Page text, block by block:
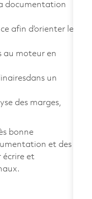
documentation
afin d’orienter les
au moteur en
un
des marges,
bonne
et des
écrire et